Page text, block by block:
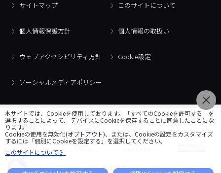
サイトマップ このサイトについて
個人情報保護方針 個人情報の取扱い
ウェブアクセシビリティ方針 Cookie設定
ソーシャルメディアポリシー
© 2018 Artner Co., Ltd. All Rights Reserved.
本サイトでは、Cookieを使用しております。「すべてのCookieを許可する」を
選択することによって、 デバイスにCookieを保存することに同意したことにな
ります。
Cookieの使用を無効化(オプトアウト)、または、Cookieの設定をカスタマイズ
するには「個別にCookieを設定する」を選択してください。
このサイトについて 》